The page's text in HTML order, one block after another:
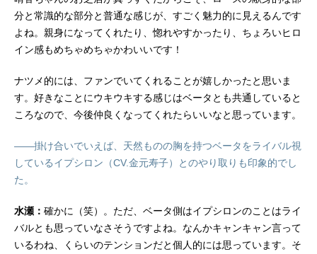
分と常識的な部分と普通な感じが、すごく魅力的に見えるんです
よね。親身になってくれたり、惚れやすかったり、ちょろいヒロ
イン感もめちゃめちゃかわいいです！
ナツメ的には、ファンでいてくれることが嬉しかったと思いま
す。好きなことにウキウキする感じはベータとも共通していると
ころなので、今後仲良くなってくれたらいいなと思っています。
――掛け合いでいえば、天然ものの胸を持つベータをライバル視
しているイプシロン（CV.金元寿子）とのやり取りも印象的でし
た。
水瀬： 確かに（笑）。ただ、ベータ側はイプシロンのことはライ
バルとも思っていなさそうですよね。なんかキャンキャン言って
いるわね、くらいのテンションだと個人的には思っています。そ